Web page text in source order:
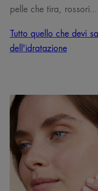
pelle che tira, rossori...
Tutto quello che devi
dell'idratazione